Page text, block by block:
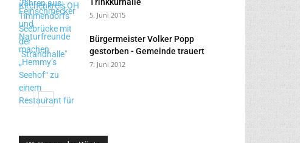
5. Juni 2015
Bürgermeister Volker Popp
gestorben - Gemeinde trauert
7. Juni 2012